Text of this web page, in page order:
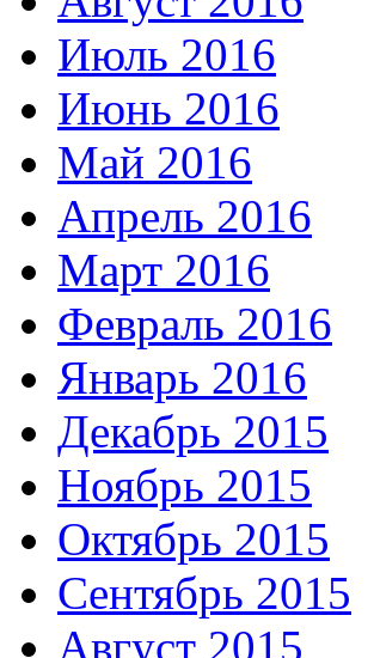
Июль 2016
Июнь 2016
Май 2016
Апрель 2016
Март 2016
Февраль 2016
Январь 2016
Декабрь 2015
Ноябрь 2015
Октябрь 2015
Сентябрь 2015
Август 2015